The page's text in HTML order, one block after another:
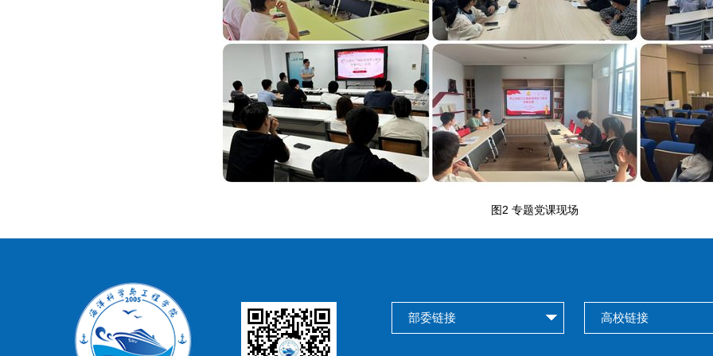
图2 专题党课现场
部委链接 高校链接